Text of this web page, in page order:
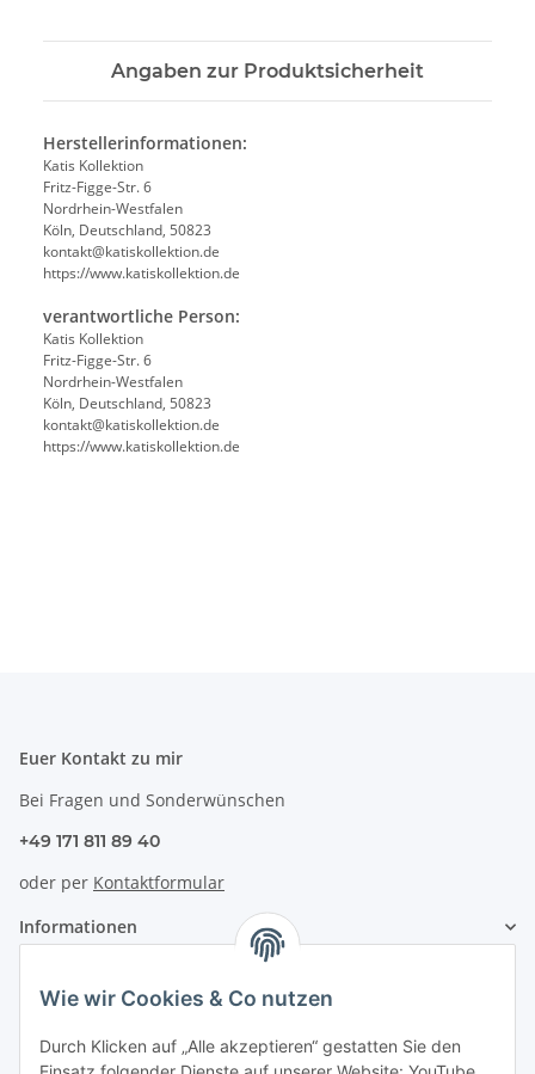
Wie wir Cookies & Co nutzen
Durch Klicken auf „Alle akzeptieren“ gestatten Sie den
Angaben zur Produktsicherheit
Herstellerinformationen:
Katis Kollektion
Fritz-Figge-Str. 6
Nordrhein-Westfalen
Köln, Deutschland, 50823
kontakt@katiskollektion.de
https://www.katiskollektion.de
verantwortliche Person:
Katis Kollektion
Fritz-Figge-Str. 6
Nordrhein-Westfalen
Köln, Deutschland, 50823
kontakt@katiskollektion.de
https://www.katiskollektion.de
Euer Kontakt zu mir
Bei Fragen und Sonderwünschen
+49 171 811 89 40
oder per Kontaktformular
Informationen
Zahlung & Versand